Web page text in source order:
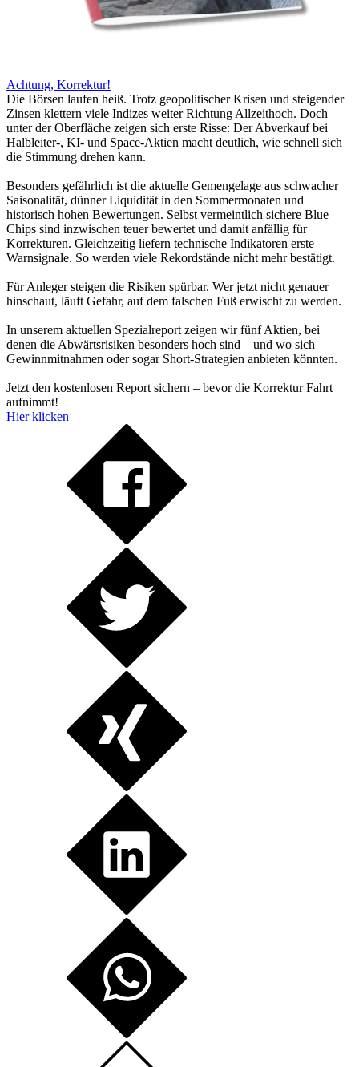
Achtung, Korrektur!
Die Börsen laufen heiß. Trotz geopolitischer Krisen und steigender
Zinsen klettern viele Indizes weiter Richtung Allzeithoch. Doch
unter der Oberfläche zeigen sich erste Risse: Der Abverkauf bei
Halbleiter-, KI- und Space-Aktien macht deutlich, wie schnell sich
die Stimmung drehen kann.
Besonders gefährlich ist die aktuelle Gemengelage aus schwacher
Saisonalität, dünner Liquidität in den Sommermonaten und
historisch hohen Bewertungen. Selbst vermeintlich sichere Blue
Chips sind inzwischen teuer bewertet und damit anfällig für
Korrekturen. Gleichzeitig liefern technische Indikatoren erste
Warnsignale. So werden viele Rekordstände nicht mehr bestätigt.
Für Anleger steigen die Risiken spürbar. Wer jetzt nicht genauer
hinschaut, läuft Gefahr, auf dem falschen Fuß erwischt zu werden.
In unserem aktuellen Spezialreport zeigen wir fünf Aktien, bei
denen die Abwärtsrisiken besonders hoch sind – und wo sich
Gewinnmitnahmen oder sogar Short-Strategien anbieten könnten.
Jetzt den kostenlosen Report sichern – bevor die Korrektur Fahrt
aufnimmt!
Hier klicken